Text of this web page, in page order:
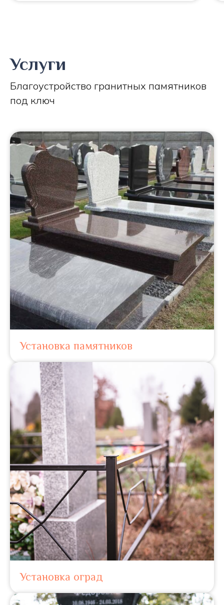
Услуги
Благоустройство гранитных памятников
под ключ
Установка памятников
Установка оград